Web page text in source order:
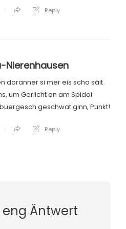
Reply
Nierenhausen
doranner si mer eis scho säit
um Geriicht an am Spidol
geschwat ginn, Punkt!
Reply
Äntwert